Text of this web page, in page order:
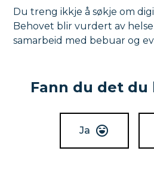
Du treng ikkje å søkje om
Behovet blir vurdert av
samarbeid med bebuar og
Fann du det
Ja